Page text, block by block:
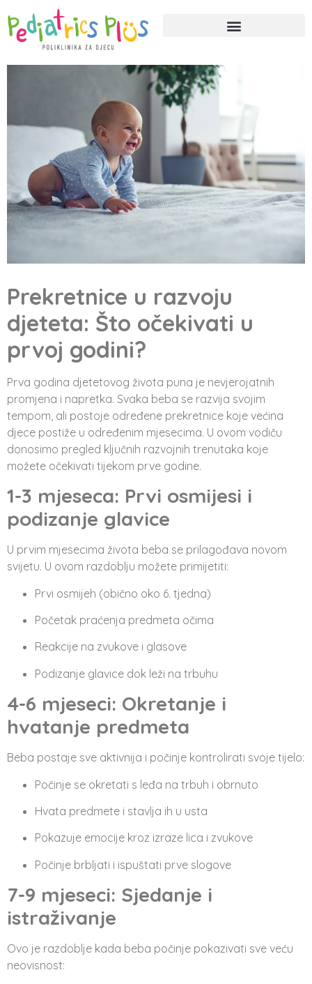
Prekretnice u razvoju
djeteta: Što očekivati u
prvoj godini?
Prva godina djetetovog života puna je nevjerojatnih
promjena i napretka. Svaka beba se razvija svojim
tempom, ali postoje određene prekretnice koje većina
djece postiže u određenim mjesecima. U ovom vodiču
donosimo pregled ključnih razvojnih trenutaka koje
možete očekivati tijekom prve godine.
1-3 mjeseca: Prvi osmijesi i
podizanje glavice
U prvim mjesecima života beba se prilagođava novom
svijetu. U ovom razdoblju možete primijetiti:
Prvi osmijeh (obično oko 6. tjedna)
Početak praćenja predmeta očima
Reakcije na zvukove i glasove
Podizanje glavice dok leži na trbuhu
4-6 mjeseci: Okretanje i
hvatanje predmeta
Beba postaje sve aktivnija i počinje kontrolirati svoje tijelo:
Počinje se okretati s leđa na trbuh i obrnuto
Hvata predmete i stavlja ih u usta
Pokazuje emocije kroz izraze lica i zvukove
Počinje brbljati i ispuštati prve slogove
7-9 mjeseci: Sjedanje i
istraživanje
Ovo je razdoblje kada beba počinje pokazivati sve veću
neovisnost: